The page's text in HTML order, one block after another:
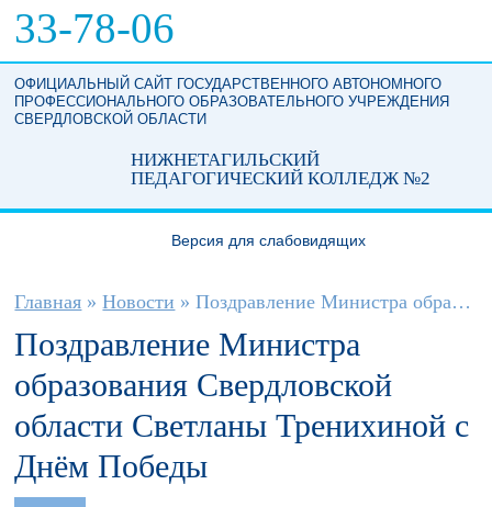
33-78-06
ОФИЦИАЛЬНЫЙ САЙТ ГОСУДАРСТВЕННОГО АВТОНОМНОГО
ПРОФЕССИОНАЛЬНОГО ОБРАЗОВАТЕЛЬНОГО УЧРЕЖДЕНИЯ
СВЕРДЛОВСКОЙ ОБЛАСТИ
НИЖНЕТАГИЛЬСКИЙ
ПЕДАГОГИЧЕСКИЙ КОЛЛЕДЖ №2
Версия для слабовидящих
Вы здесь
Главная » Новости » Поздравление Министра образования...
Поздравление Министра
образования Свердловской
области Светланы Тренихиной с
Днём Победы